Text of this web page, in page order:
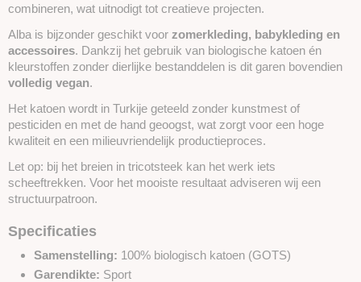
combineren, wat uitnodigt tot creatieve projecten.
Alba is bijzonder geschikt voor zomerkleding, babykleding en
accessoires. Dankzij het gebruik van biologische katoen én
kleurstoffen zonder dierlijke bestanddelen is dit garen bovendien
volledig vegan.
Het katoen wordt in Turkije geteeld zonder kunstmest of
pesticiden en met de hand geoogst, wat zorgt voor een hoge
kwaliteit en een milieuvriendelijk productieproces.
Let op: bij het breien in tricotsteek kan het werk iets
scheeftrekken. Voor het mooiste resultaat adviseren wij een
structuurpatroon.
Specificaties
Samenstelling: 100% biologisch katoen (GOTS)
Garendikte: Sport